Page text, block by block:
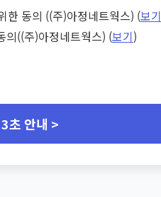
한 동의 ((주)아정네트웍스) (보기
의((주)아정네트웍스) (보기)
초 안내 >